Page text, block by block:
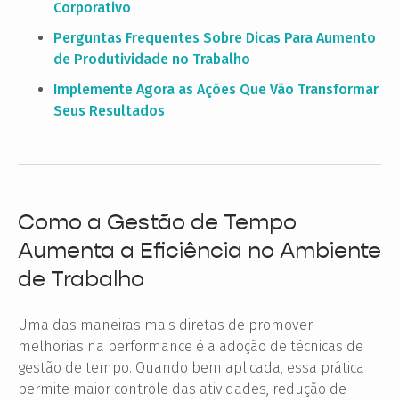
Corporativo
Perguntas Frequentes Sobre Dicas Para Aumento
de Produtividade no Trabalho
Implemente Agora as Ações Que Vão Transformar
Seus Resultados
Como a Gestão de Tempo
Aumenta a Eficiência no Ambiente
de Trabalho
Uma das maneiras mais diretas de promover
melhorias na performance é a adoção de técnicas de
gestão de tempo. Quando bem aplicada, essa prática
permite maior controle das atividades, redução de